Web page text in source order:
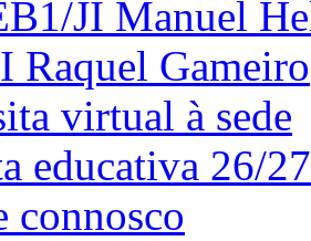
JI Manuel
Raquel Gameiro
virtual à sede
educativa 26/27
connosco